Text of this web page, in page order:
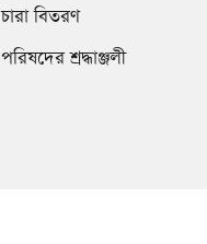
বিতরণ
শ্রদ্ধাঞ্জলী